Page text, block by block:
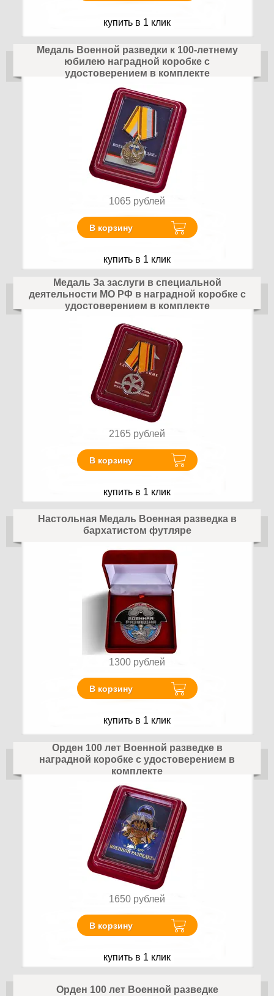
купить в 1 клик
Медаль Военной разведки к 100-летнему
юбилею наградной коробке с
удостоверением в комплекте
1065 рублей
В корзину
купить в 1 клик
Медаль За заслуги в специальной
деятельности МО РФ в наградной коробке с
удостоверением в комплекте
2165 рублей
В корзину
купить в 1 клик
Настольная Медаль Военная разведка в
бархатистом футляре
1300 рублей
В корзину
купить в 1 клик
Орден 100 лет Военной разведке в
наградной коробке с удостоверением в
комплекте
1650 рублей
В корзину
купить в 1 клик
Орден 100 лет Военной разведке